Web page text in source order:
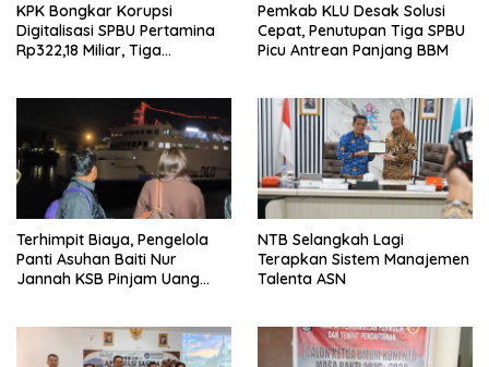
KPK Bongkar Korupsi
Digitalisasi SPBU Pertamina
Rp322,18 Miliar, Tiga
Pemkab KLU Desak Solusi
Cepat, Penutupan Tiga SPBU
Picu Antrean Panjang BBM
Terhimpit Biaya, Pengelola
Panti Asuhan Baiti Nur
Jannah KSB Pinjam Uang
Kunjung Tuntas
NTB Selangkah Lagi
Terapkan Sistem Manajemen
Talenta ASN